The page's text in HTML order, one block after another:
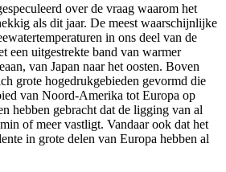
over de vraag waarom het
als dit jaar. De meest waarschijnlijke
in ons deel van de
een uitgestrekte band van warmer
van Japan naar het oosten. Boven
grote hogedrukgebieden gevormd die
van Noord-Amerika tot Europa op
hebben gebracht dat de ligging van al
of meer vastligt. Vandaar ook dat het
in grote delen van Europa hebben al